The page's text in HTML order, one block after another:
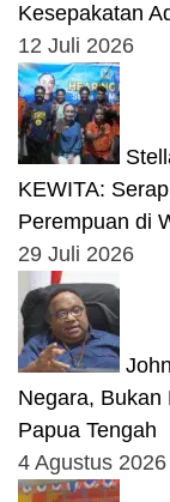
Kesepakatan
12 Juli 2026
KEWITA:
Perempuan di
29 Juli 2026
Negara, Bukan
Papua Tengah
4 Agustus 2026